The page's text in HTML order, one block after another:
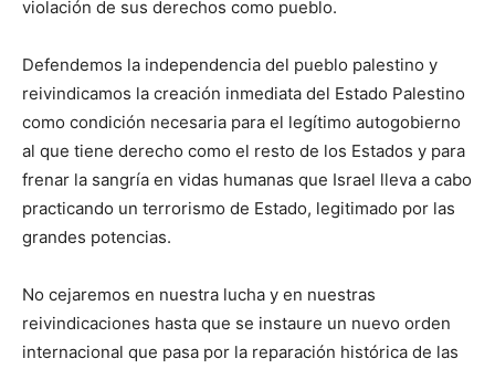
violación de sus derechos como pueblo.
Defendemos la independencia del pueblo palestino y
reivindicamos la creación inmediata del Estado Palestino
como condición necesaria para el legítimo autogobierno
al que tiene derecho como el resto de los Estados y para
frenar la sangría en vidas humanas que Israel lleva a cabo
practicando un terrorismo de Estado, legitimado por las
grandes potencias.
No cejaremos en nuestra lucha y en nuestras
reivindicaciones hasta que se instaure un nuevo orden
internacional que pasa por la reparación histórica de las